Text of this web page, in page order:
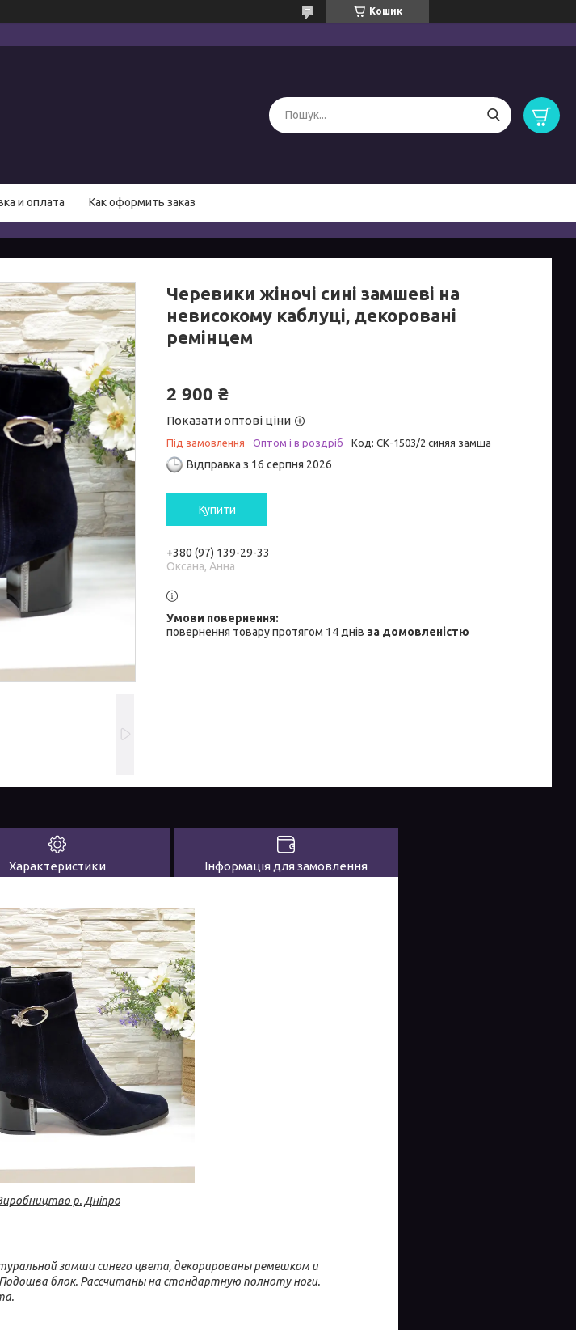
Кошик
и оплата Как оформить заказ
Черевики жіночі сині замшеві на
невисокому каблуці, декоровані
ремінцем
2 900 ₴
Показати оптові ціни
Під замовлення Оптом і в роздріб Код: СК-1503/2 синяя замша
Відправка з 16 серпня 2026
Купити
+380 (97) 139-29-33
Оксана, Анна
повернення товару протягом 14 днів за домовленістю
Характеристики Інформація для замовлення
р. Дніпро
замши синего цвета, декорированы ремешком и
блок. Рассчитаны на стандартную полноту ноги.